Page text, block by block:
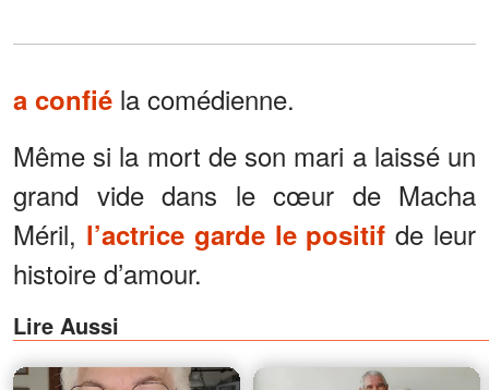
a confié la comédienne.
Même si la mort de son mari a laissé un
grand vide dans le cœur de Macha
Méril, l’actrice garde le positif de leur
histoire d’amour.
Lire Aussi